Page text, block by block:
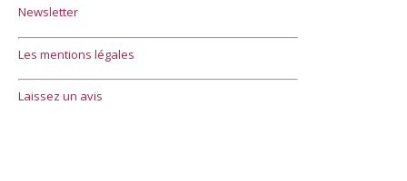
Newsletter
Les mentions légales
Laissez un avis